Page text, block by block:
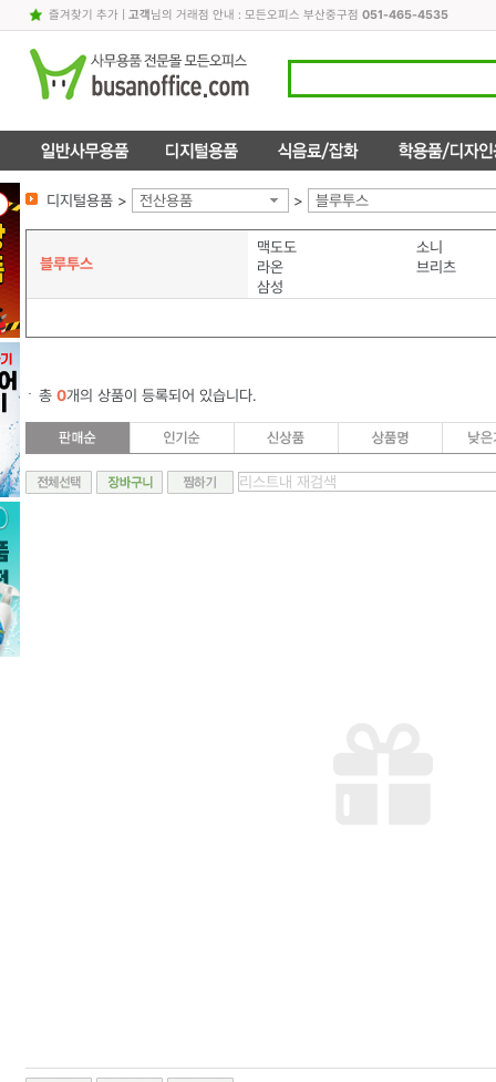
즐겨찾기 추가| 고객님의 거래점 안내 : 모든오피스 부산중구점 051-465-4535
디지털용품 > 전산용품 > 블루투스
블루투스
맥도도
소니
라온
브리츠
삼성
총 0개의 상품이 등록되어 있습니다.